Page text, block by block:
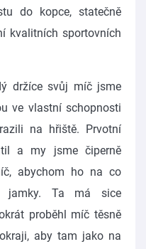
do kopce, statečně
kvalitních sportovních
držíce svůj míč jsme
ve vlastní schopnosti
na hřiště. Prvotní
a my jsme čiperně
abychom ho na co
jamky. Ta má sice
proběhl míč těsně
aby tam jako na